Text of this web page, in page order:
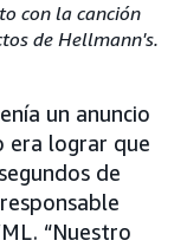
con la canción
de Hellmann's.
un anuncio
era lograr que
de
“Nuestro